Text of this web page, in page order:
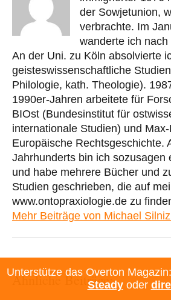
der Sowjetunion,
verbrachte. Im
wanderte ich
An der Uni. zu Köln absolvierte
geisteswissenschaftliche
Philologie, kath. Theologie).
1990er-Jahren arbeitete für
BIOst (Bundesinstitut für
internationale Studien) und
Europäische Rechtsgeschichte.
Jahrhunderts bin ich sozusagen
und habe mehrere Bücher und
Studien geschrieben, die auf
www.ontopraxiologie.de zu
Mehr Beiträge von Michael
Ähnliche Beiträge:
Unterstütze das Overton
Steadyoder